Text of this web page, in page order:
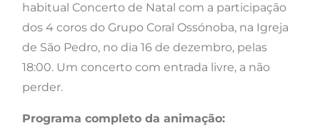
habitual Concerto de Natal com a participação
dos 4 coros do Grupo Coral Ossónoba, na Igreja
de São Pedro, no dia 16 de dezembro, pelas
18:00. Um concerto com entrada livre, a não
perder.
Programa completo da animação: